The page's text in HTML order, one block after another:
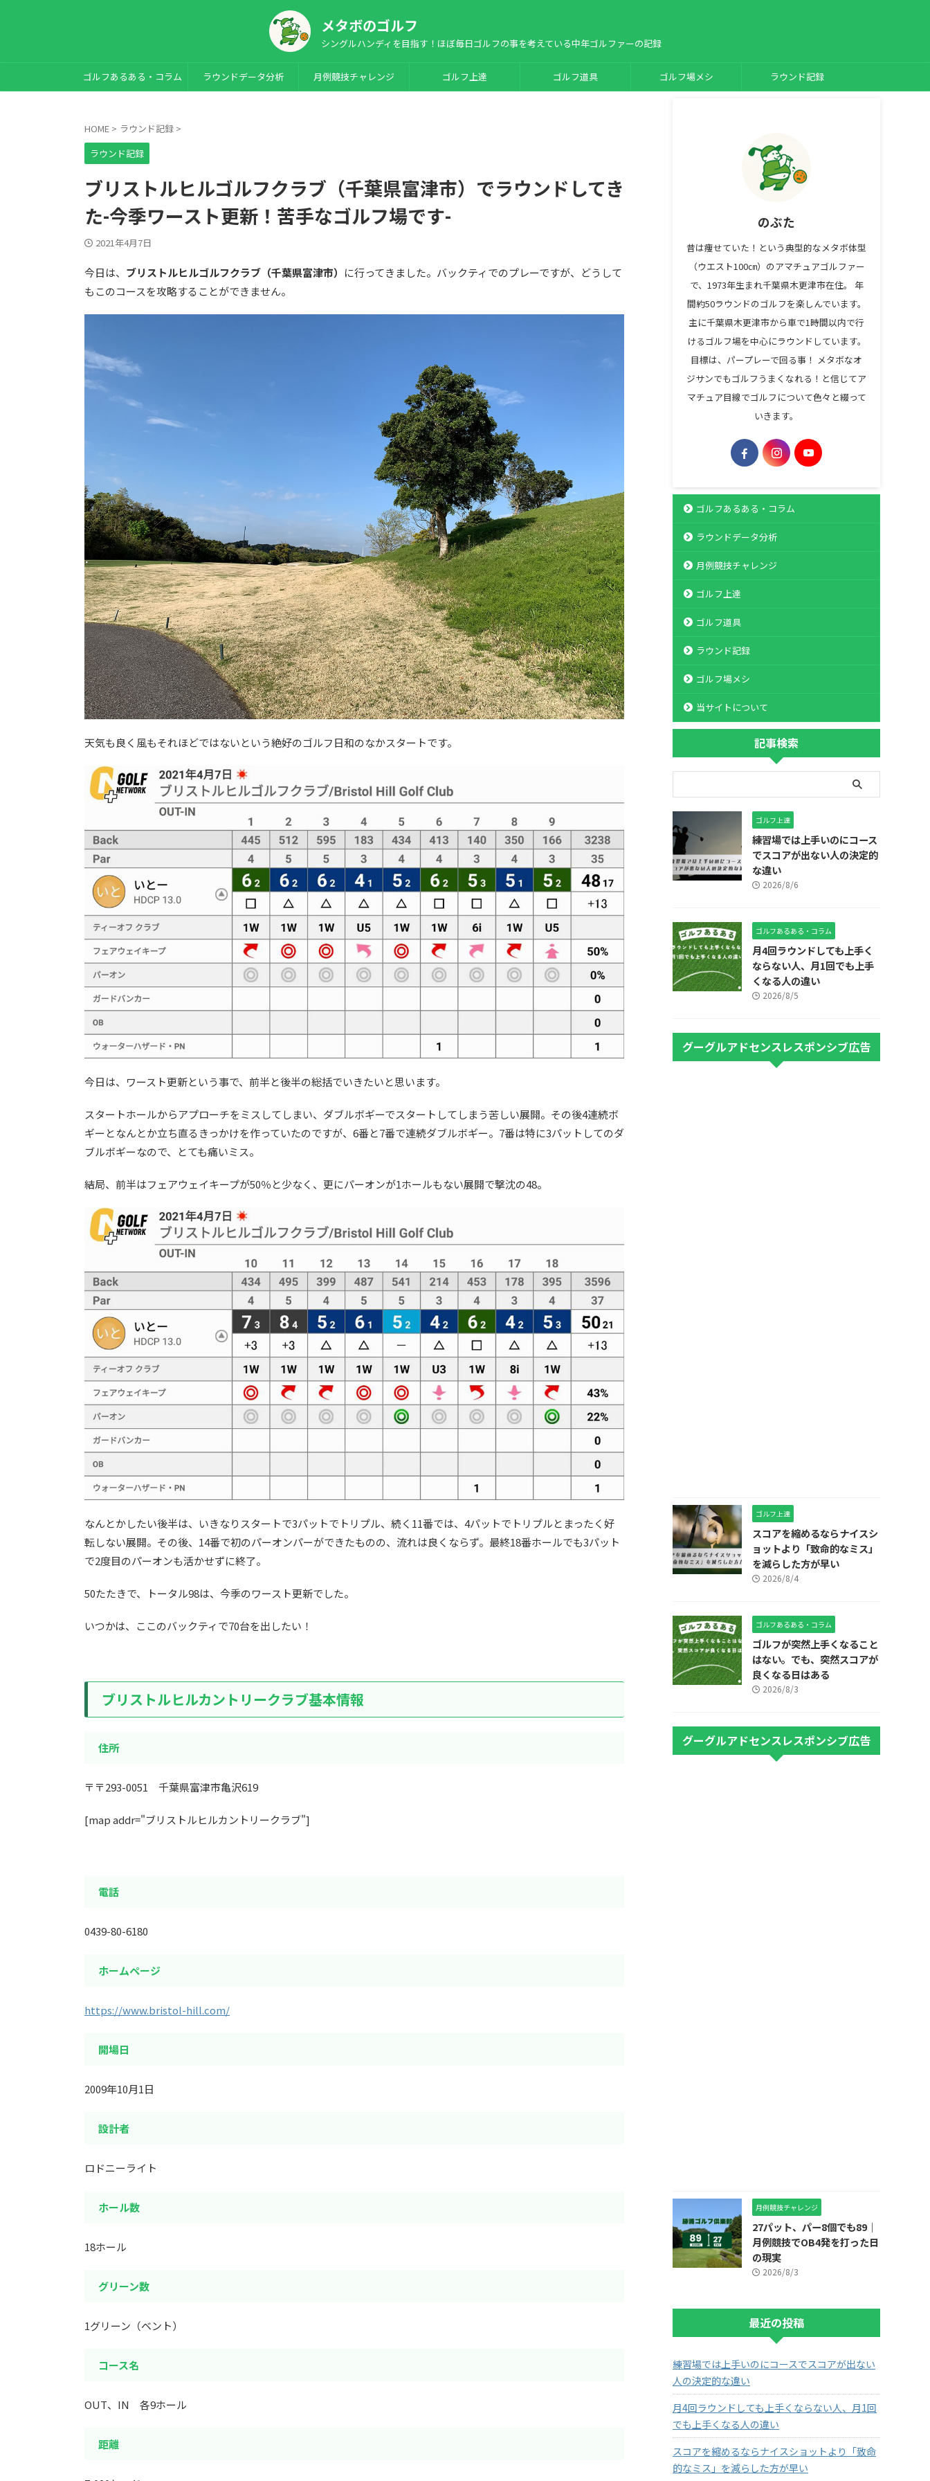
メタボのゴルフ
シングルハンディを目指す！ほぼ毎日ゴルフの事を考えている中年ゴルファーの記録
ゴルフあるある・コラム ラウンドデータ分析 月例競技チャレンジ ゴルフ上達 ゴルフ道具 ゴルフ場メシ ラウンド記録
HOME > ラウンド記録 >
ラウンド記録
ブリストルヒルゴルフクラブ（千葉県富津市）でラウンドしてき
た-今季ワースト更新！苦手なゴルフ場です-
2021年4月7日
今日は、 ブリストルヒルゴルフクラブ（千葉県富津市） に行ってきました。バックティでのプレーですが、どうして
もこのコースを攻略することができません。
天気も良く風もそれほどではないという絶好のゴルフ日和のなかスタートです。
今日は、ワースト更新という事で、前半と後半の総括でいきたいと思います。
スタートホールからアプローチをミスしてしまい、ダブルボギーでスタートしてしまう苦しい展開。その後4連続ボ
ギーとなんとか立ち直るきっかけを作っていたのですが、6番と7番で連続ダブルボギー。7番は特に3パットしてのダ
ブルボギーなので、とても痛いミス。
結局、前半はフェアウェイキープが50％と少なく、更にパーオンが1ホールもない展開で撃沈の48。
なんとかしたい後半は、いきなりスタートで3パットでトリプル、続く11番では、4パットでトリプルとまったく好
転しない展開。その後、14番で初のパーオンパーができたものの、流れは良くならず。最終18番ホールでも3パット
で2度目のパーオンも活かせずに終了。
50たたきで、トータル98は、今季のワースト更新でした。
いつかは、ここのバックティで70台を出したい！
ブリストルヒルカントリークラブ基本情報
住所
〒〒293-0051 千葉県富津市亀沢619
[map addr="ブリストルヒルカントリークラブ"]
電話
0439-80-6180
ホームページ
https://www.bristol-hill.com/
開場日
2009年10月1日
設計者
ロドニーライト
ホール数
18ホール
グリーン数
1グリーン（ベント）
コース名
OUT、IN 各9ホール
距離
のぶた
昔は痩せていた！という典型的なメタボ体型
（ウエスト100㎝）のアマチュアゴルファー
で、1973年生まれ千葉県木更津市在住。 年
間約50ラウンドのゴルフを楽しんでいます。
主に千葉県木更津市から車で1時間以内で行
けるゴルフ場を中心にラウンドしています。
目標は、パープレーで回る事！ メタボなオ
ジサンでもゴルフうまくなれる！と信じてア
マチュア目線でゴルフについて色々と綴って
いきます。
ゴルフあるある・コラム
ラウンドデータ分析
月例競技チャレンジ
ゴルフ上達
ゴルフ道具
ラウンド記録
ゴルフ場メシ
当サイトについて
記事検索
ゴルフ上達
練習場では上手いのにコース
でスコアが出ない人の決定的
な違い
2026/8/6
ゴルフあるある・コラム
月4回ラウンドしても上手く
ならない人、月1回でも上手
くなる人の違い
2026/8/5
グーグルアドセンスレスポンシブ広告
ゴルフ上達
スコアを縮めるならナイスシ
ョットより「致命的なミス」
を減らした方が早い
2026/8/4
ゴルフあるある・コラム
ゴルフが突然上手くなること
はない。でも、突然スコアが
良くなる日はある
2026/8/3
グーグルアドセンスレスポンシブ広告
月例競技チャレンジ
27パット、パー8個でも89｜
月例競技でOB4発を打った日
の現実
2026/8/3
最近の投稿
練習場では上手いのにコースでスコアが出ない
人の決定的な違い
月4回ラウンドしても上手くならない人、月1回
でも上手くなる人の違い
スコアを縮めるならナイスショットより「致命
的なミス」を減らした方が早い